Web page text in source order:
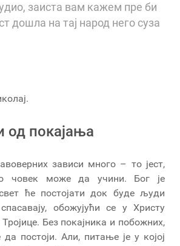
заиста вам кажем пре би
дошла на тај народ него суза
од покајања
зависи много – то јест,
човек може да учини. Бог је
ће постојати док буде људи
обожујући се у Христу
Без покајника и побожних,
постоји. Али, питање је у којој